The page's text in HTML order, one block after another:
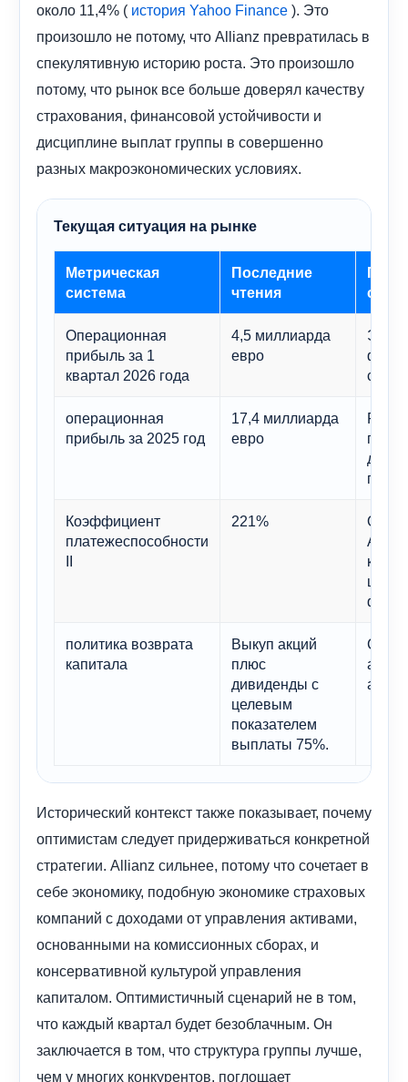
около 11,4% ( история Yahoo Finance ). Это
произошло не потому, что Allianz превратилась в
спекулятивную историю роста. Это произошло
потому, что рынок все больше доверял качеству
страхования, финансовой устойчивости и
дисциплине выплат группы в совершенно
разных макроэкономических условиях.
Текущая ситуация на рынке
Метрическая
система
Последние
чтения
Операционная
прибыль за 1
квартал 2026 года
4,5 миллиарда
евро
Это
операционная
прибыль за 2025 год
17,4 миллиарда
евро
Коэффициент
платежеспособности
II
221%
Одна
политика возврата
капитала
Выкуп акций
плюс
дивиденды с
целевым
показателем
выплаты 75%.
Исторический контекст также показывает, почему
оптимистам следует придерживаться конкретной
стратегии. Allianz сильнее, потому что сочетает в
себе экономику, подобную экономике страховых
компаний с доходами от управления активами,
основанными на комиссионных сборах, и
консервативной культурой управления
капиталом. Оптимистичный сценарий не в том,
что каждый квартал будет безоблачным. Он
заключается в том, что структура группы лучше,
чем у многих конкурентов, поглощает